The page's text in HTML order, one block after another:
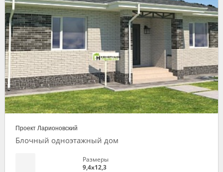
Проект Ларионовский
Блочный одноэтажный дом
Размеры
9,4х12,3